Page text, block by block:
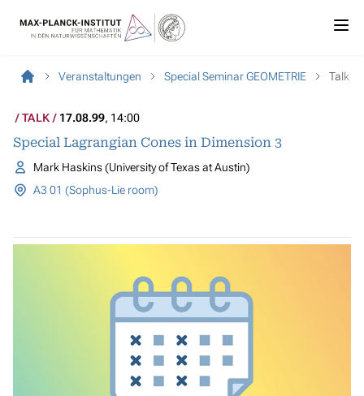
Veranstaltungen Special Seminar GEOMETRIE Talk
TALK 17.08.99, 14:00
Special Lagrangian Cones in Dimension 3
Mark Haskins (University of Texas at Austin)
A3 01 (Sophus-Lie room)